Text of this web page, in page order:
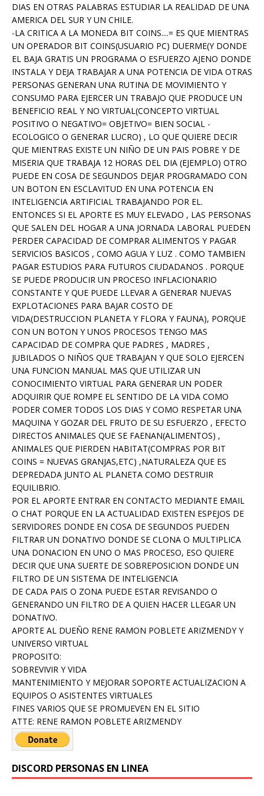
DIAS EN OTRAS PALABRAS ESTUDIAR LA REALIDAD DE UNA
AMERICA DEL SUR Y UN CHILE.
-LA CRITICA A LA MONEDA BIT COINS....= ES QUE MIENTRAS
UN OPERADOR BIT COINS(USUARIO PC) DUERME(Y DONDE
EL BAJA GRATIS UN PROGRAMA O ESFUERZO AJENO DONDE
INSTALA Y DEJA TRABAJAR A UNA POTENCIA DE VIDA OTRAS
PERSONAS GENERAN UNA RUTINA DE MOVIMIENTO Y
CONSUMO PARA EJERCER UN TRABAJO QUE PRODUCE UN
BENEFICIO REAL Y NO VIRTUAL(CONCEPTO VIRTUAL
POSITIVO O NEGATIVO= OBJETIVO= BIEN SOCIAL -
ECOLOGICO O GENERAR LUCRO) , LO QUE QUIERE DECIR
QUE MIENTRAS EXISTE UN NIÑO DE UN PAIS POBRE Y DE
MISERIA QUE TRABAJA 12 HORAS DEL DIA (EJEMPLO) OTRO
PUEDE EN COSA DE SEGUNDOS DEJAR PROGRAMADO CON
UN BOTON EN ESCLAVITUD EN UNA POTENCIA EN
INTELIGENCIA ARTIFICIAL TRABAJANDO POR EL.
ENTONCES SI EL APORTE ES MUY ELEVADO , LAS PERSONAS
QUE SALEN DEL HOGAR A UNA JORNADA LABORAL PUEDEN
PERDER CAPACIDAD DE COMPRAR ALIMENTOS Y PAGAR
SERVICIOS BASICOS , COMO AGUA Y LUZ . COMO TAMBIEN
PAGAR ESTUDIOS PARA FUTUROS CIUDADANOS . PORQUE
SE PUEDE PRODUCIR UN PROCESO INFLACIONARIO
CONSTANTE Y QUE PUEDE LLEVAR A GENERAR NUEVAS
EXPLOTACIONES PARA BAJAR COSTO DE
VIDA(DESTRUCCION PLANETA Y FLORA Y FAUNA), PORQUE
CON UN BOTON Y UNOS PROCESOS TENGO MAS
CAPACIDAD DE COMPRA QUE PADRES , MADRES ,
JUBILADOS O NIÑOS QUE TRABAJAN Y QUE SOLO EJERCEN
UNA FUNCION MANUAL MAS QUE UTILIZAR UN
CONOCIMIENTO VIRTUAL PARA GENERAR UN PODER
ADQUIRIR QUE ROMPE EL SENTIDO DE LA VIDA COMO
PODER COMER TODOS LOS DIAS Y COMO RESPETAR UNA
MAQUINA Y GOZAR DEL FRUTO DE SU ESFUERZO , EFECTO
DIRECTOS ANIMALES QUE SE FAENAN(ALIMENTOS) ,
ANIMALES QUE PIERDEN HABITAT(COMPRAS POR BIT
COINS = NUEVAS GRANJAS,ETC) ,NATURALEZA QUE ES
DEPREDADA JUNTO AL PLANETA COMO DESTRUIR
EQUILIBRIO.
POR EL APORTE ENTRAR EN CONTACTO MEDIANTE EMAIL
O CHAT PORQUE EN LA ACTUALIDAD EXISTEN ESPEJOS DE
SERVIDORES DONDE EN COSA DE SEGUNDOS PUEDEN
FILTRAR UN DONATIVO DONDE SE CLONA O MULTIPLICA
UNA DONACION EN UNO O MAS PROCESO, ESO QUIERE
DECIR QUE UNA SUERTE DE SOBREPOSICION DONDE UN
FILTRO DE UN SISTEMA DE INTELIGENCIA
DE CADA PAIS O ZONA PUEDE ESTAR REVISANDO O
GENERANDO UN FILTRO DE A QUIEN HACER LLEGAR UN
DONATIVO.
APORTE AL DUEÑO RENE RAMON POBLETE ARIZMENDY Y
UNIVERSO VIRTUAL
PROPOSITO:
SOBREVIVIR Y VIDA
MANTENIMIENTO Y MEJORAR SOPORTE ACTUALIZACION A
EQUIPOS O ASISTENTES VIRTUALES
FINES VARIOS QUE SE PROMUEVEN EN EL SITIO
ATTE: RENE RAMON POBLETE ARIZMENDY
DISCORD PERSONAS EN LINEA